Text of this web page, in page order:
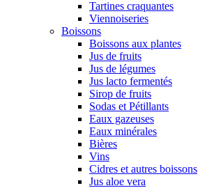
Tartines craquantes
Viennoiseries
Boissons
Boissons aux plantes
Jus de fruits
Jus de légumes
Jus lacto fermentés
Sirop de fruits
Sodas et Pétillants
Eaux gazeuses
Eaux minérales
Bières
Vins
Cidres et autres boissons
Jus aloe vera